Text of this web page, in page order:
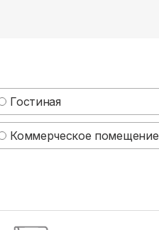
Гостиная
Коммерческое помещение